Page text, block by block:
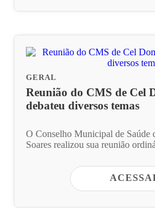
GERAL
Reunião do CMS de Cel
debateu diversos temas
O Conselho Municipal de Saúde
Soares realizou sua reunião